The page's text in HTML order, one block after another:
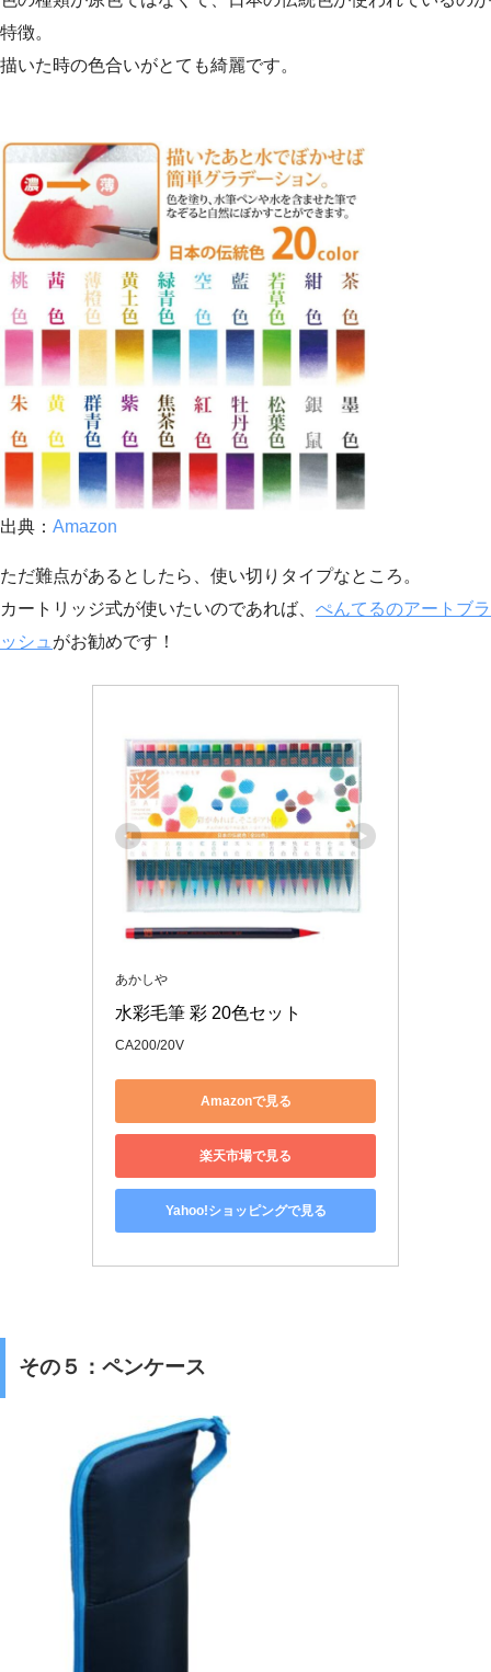
特徴。
描いた時の色合いがとても綺麗です。
出典： Amazon
ただ難点があるとしたら、使い切りタイプなところ。
カートリッジ式が使いたいのであれば、 ぺんてるのアートブラ
ッシュ がお勧めです！
あかしや
水彩毛筆 彩 20色セット
CA200/20V
Amazonで見る
楽天市場で見る
Yahoo!ショッピングで見る
その５：ペンケース